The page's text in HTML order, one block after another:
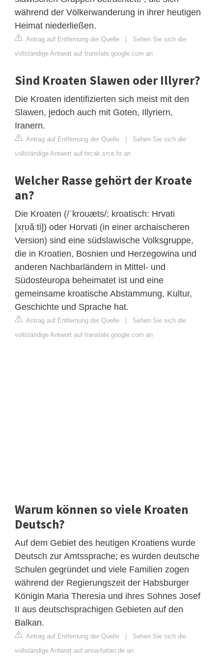
während der Völkerwanderung in ihrer heutigen
Heimat niederließen.
Antrag auf Entfernung der Quelle | Sehen Sie sich die
vollständige Antwort auf translate.google.com an
Sind Kroaten Slawen oder Illyrer?
Die Kroaten identifizierten sich meist mit den
Slawen, jedoch auch mit Goten, Illyriern,
Iranern.
Antrag auf Entfernung der Quelle | Sehen Sie sich die
vollständige Antwort auf hrcak.srce.hr an
Welcher Rasse gehört der Kroate
an?
Die Kroaten (/ˈkroʊæts/; kroatisch: Hrvati
[xr̩ʋǎːti]) oder Horvati (in einer archaischeren
Version) sind eine südslawische Volksgruppe,
die in Kroatien, Bosnien und Herzegowina und
anderen Nachbarländern in Mittel- und
Südosteuropa beheimatet ist und eine
gemeinsame kroatische Abstammung, Kultur,
Geschichte und Sprache hat.
Antrag auf Entfernung der Quelle | Sehen Sie sich die
vollständige Antwort auf translate.google.com an
Warum können so viele Kroaten
Deutsch?
Auf dem Gebiet des heutigen Kroatiens wurde
Deutsch zur Amtssprache; es wurden deutsche
Schulen gegründet und viele Familien zogen
während der Regierungszeit der Habsburger
Königin Maria Theresia und ihres Sohnes Josef
II aus deutschsprachigen Gebieten auf den
Balkan.
Antrag auf Entfernung der Quelle | Sehen Sie sich die
vollständige Antwort auf anna-furlan.de an